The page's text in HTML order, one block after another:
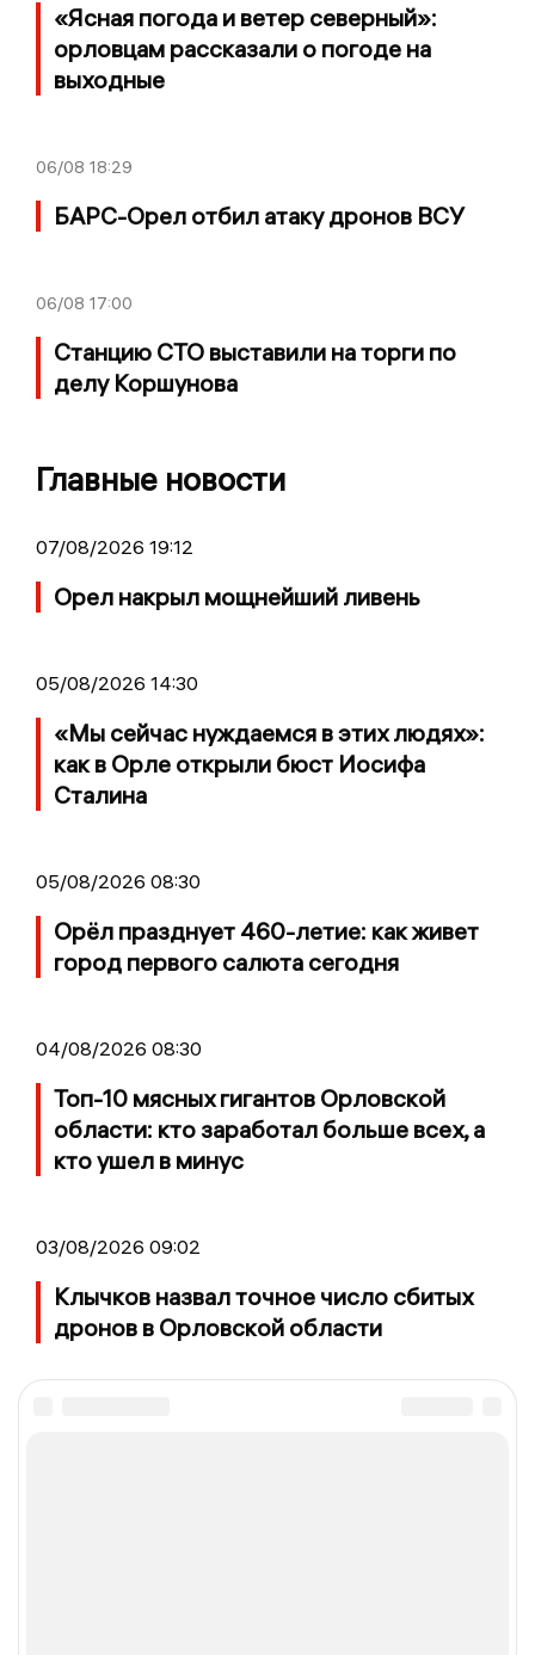
«Ясная погода и ветер северный»:
орловцам рассказали о погоде на
выходные
06/08 18:29
БАРС-Орел отбил атаку дронов ВСУ
06/08 17:00
Станцию СТО выставили на торги по
делу Коршунова
Главные новости
07/08/2026 19:12
Орел накрыл мощнейший ливень
05/08/2026 14:30
«Мы сейчас нуждаемся в этих людях»:
как в Орле открыли бюст Иосифа
Сталина
05/08/2026 08:30
Орёл празднует 460-летие: как живет
город первого салюта сегодня
04/08/2026 08:30
Топ-10 мясных гигантов Орловской
области: кто заработал больше всех, а
кто ушел в минус
03/08/2026 09:02
Клычков назвал точное число сбитых
дронов в Орловской области